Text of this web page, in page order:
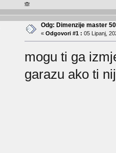
🙈
Odg: Dimenzije master
« Odgovori #1 : 05 Lipanj,
mogu ti ga
garazu ako ti